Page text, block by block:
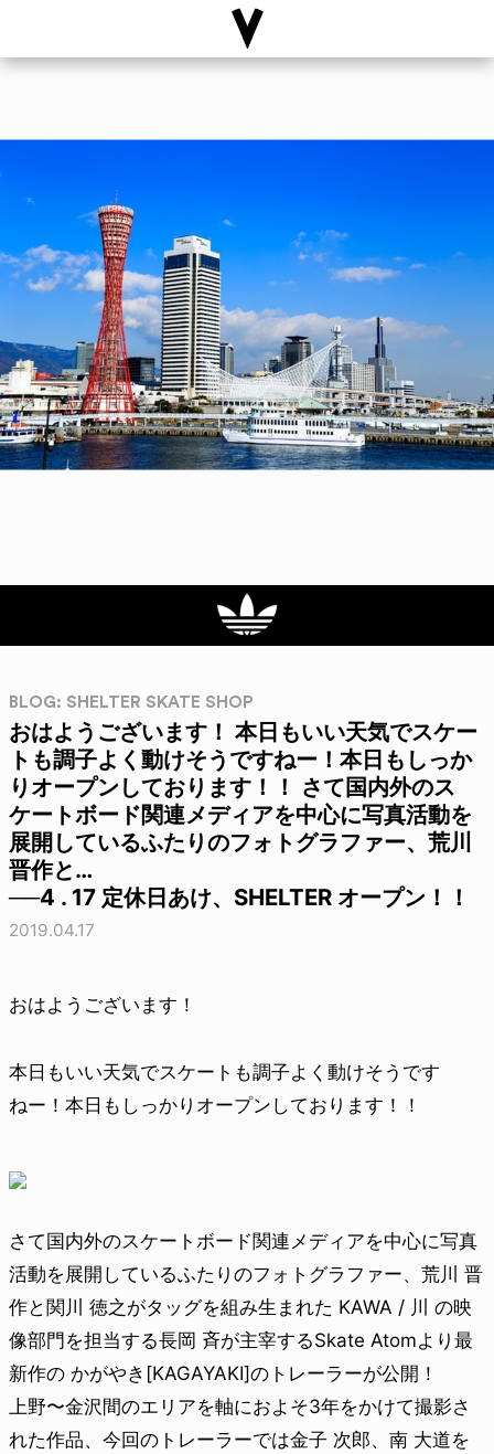
BLOG: SHELTER SKATE SHOP
おはようございます！ 本日もいい天気でスケー
トも調子よく動けそうですねー！本日もしっか
りオープンしております！！ さて国内外のス
ケートボード関連メディアを中心に写真活動を
展開しているふたりのフォトグラファー、荒川
晋作と…
──4 . 17 定休日あけ、SHELTER オープン！！
2019.04.17
おはようございます！
本日もいい天気でスケートも調子よく動けそうです
ねー！本日もしっかりオープンしております！！
さて国内外のスケートボード関連メディアを中心に写真
活動を展開しているふたりのフォトグラファー、荒川 晋
作と関川 徳之がタッグを組み生まれた KAWA / 川 の映
像部門を担当する長岡 斉が主宰するSkate Atomより最
新作の かがやき[KAGAYAKI]のトレーラーが公開！
上野〜金沢間のエリアを軸におよそ3年をかけて撮影さ
れた作品、今回のトレーラーでは金子 次郎、南 大道を